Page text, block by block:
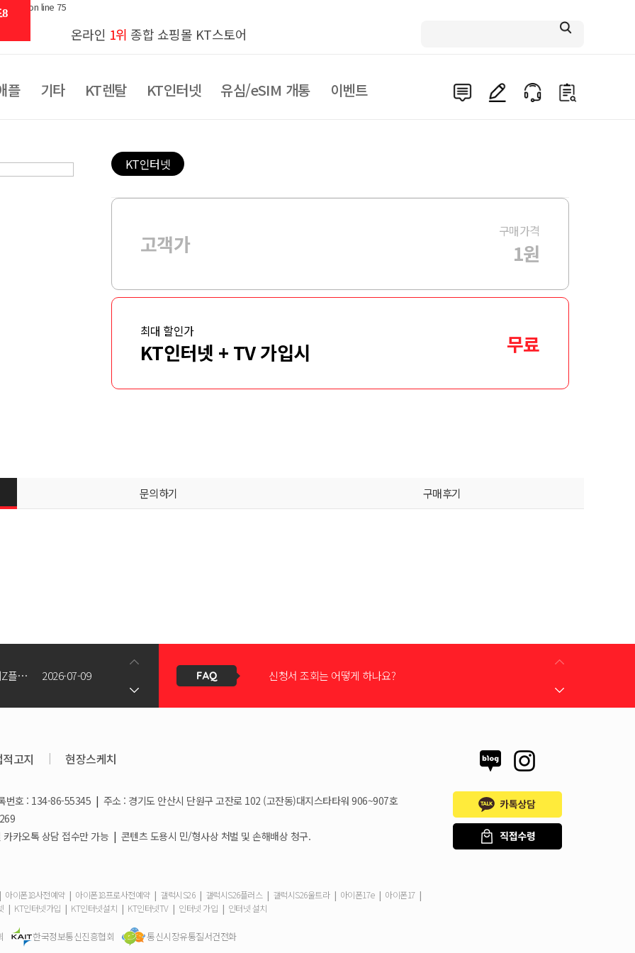
on line 75
온라인 1위 종합 쇼핑몰 KT스토어
플 기타 KT렌탈 KT인터넷 유심/eSIM 개통 이벤트
KT인터넷
고객가
구매가격
1원
최대 할인가
KT인터넷 + TV 가입시 무료
문의하기 구매후기
갤럭시Z폴드8(와이드/울트라) 갤럭시Z플립8 사전예약 공지사항 2026-07-09
향! 2026-03-25
2026-02-10
고지 | 현장스케치
번호 : 134-86-55345 | 주소 : 경기도 안산시 단원구 고잔로 102 (고잔동)대지스타타워 906~907호
카오톡 상담 접수만 가능 | 콘텐츠 도용시 민/형사상 처벌 및 손해배상 청구.
아이폰18사전예약 | 아이폰18프로사전예약 | 갤럭시S26 | 갤럭시S26플러스 | 갤럭시S26울트라 | 아이폰17e | 아이폰17 |
| KT인터넷가입 | KT인터넷설치 | KT인터넷TV | 인터넷 가입 | 인터넷 설치
한국정보통신진흥협회 통신시장유통질서건전화